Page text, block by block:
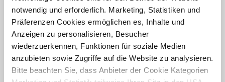
notwendig und erforderlich. Marketing, Statistiken und
Präferenzen Cookies ermöglichen es, Inhalte und
Anzeigen zu personalisieren, Besucher
wiederzuerkennen, Funktionen für soziale Medien
anzubieten sowie Zugriffe auf die Website zu analysieren.
Bitte beachten Sie, dass Anbieter der Cookie Kategorien
WEITERLESEN